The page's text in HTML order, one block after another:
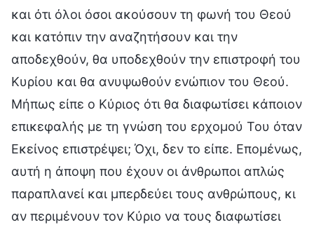
και ότι όλοι όσοι ακούσουν τη φωνή του Θεού
και κατόπιν την αναζητήσουν και την
αποδεχθούν, θα υποδεχθούν την επιστροφή του
Κυρίου και θα ανυψωθούν ενώπιον του Θεού.
Μήπως είπε ο Κύριος ότι θα διαφωτίσει κάποιον
επικεφαλής με τη γνώση του ερχομού Του όταν
Εκείνος επιστρέψει; Όχι, δεν το είπε. Επομένως,
αυτή η άποψη που έχουν οι άνθρωποι απλώς
παραπλανεί και μπερδεύει τους ανθρώπους, κι
αν περιμένουν τον Κύριο να τους διαφωτίσει